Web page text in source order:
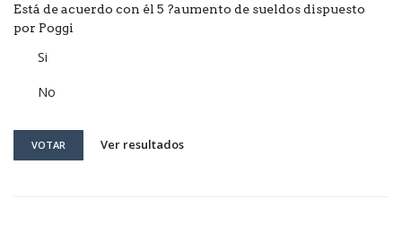
Está de acuerdo con él 5 ?aumento de sueldos dispuesto
por Poggi
Si
No
VOTAR Ver resultados